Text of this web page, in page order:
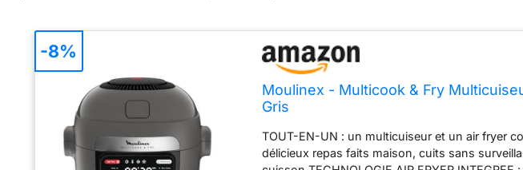
Moulinex - Multicook & Fry
Gris
TOUT-EN-UN : un multicuiseur et un air fryer
délicieux repas faits maison, cuits sans
-8%